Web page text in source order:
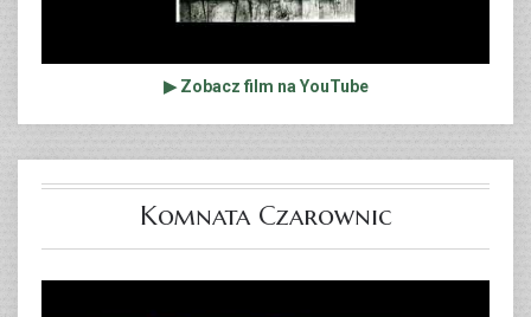
▶ Zobacz film na YouTube
Komnata Czarownic